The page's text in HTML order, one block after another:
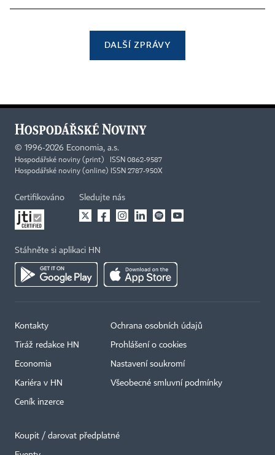
DALŠÍ ZPRÁVY
© 1996-2026 Economia, a.s.
Hospodářské noviny (print) ISSN 0862-9587
Hospodářské noviny (online) ISSN 2787-950X
Certifikováno Sledujte nás
Stáhněte si aplikaci HN
Kontakty
Tiráž redakce HN
Economia
Kariéra v HN
Ceník inzerce
Ochrana osobních údajů
Prohlášení o cookies
Nastavení soukromí
Všeobecné smluvní podmínky
Koupit / darovat předplatné